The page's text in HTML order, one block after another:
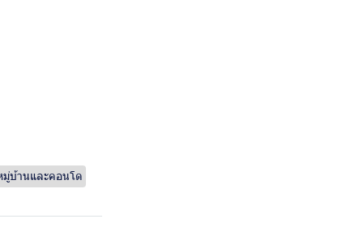
บ้านและคอนโด